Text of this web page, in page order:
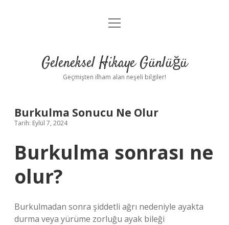
Anasayfa
Yasal Uyarı
menüyü
Geleneksel Hikaye Günlüğü
Geçmişten ilham alan neşeli bilgiler!
Burkulma Sonucu Ne Olur
Tarih: Eylül 7, 2024
Burkulma sonrası ne
olur?
Burkulmadan sonra şiddetli ağrı nedeniyle ayakta
durma veya yürüme zorluğu ayak bileği